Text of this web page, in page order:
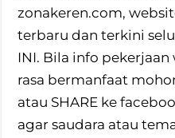
zonakeren.com,
terbaru dan terkini
INI. Bila info
rasa bermanfaat
atau SHARE ke
agar saudara atau